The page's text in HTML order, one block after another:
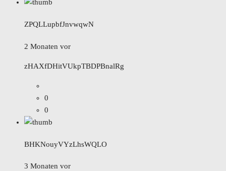
ZPQLLupbfJnvwqwN
2 Monaten vor
zHAXfDHitVUkpTBDPBnalRg
0
0
BHKNouyVYzLhsWQLO
3 Monaten vor